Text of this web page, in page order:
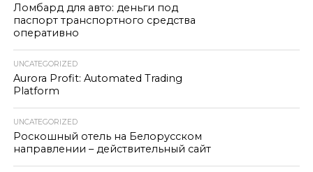
Ломбард для авто: деньги под
паспорт транспортного средства
оперативно
UNCATEGORIZED
Aurora Profit: Automated Trading
Platform
UNCATEGORIZED
Роскошный отель на Белорусском
направлении – действительный сайт